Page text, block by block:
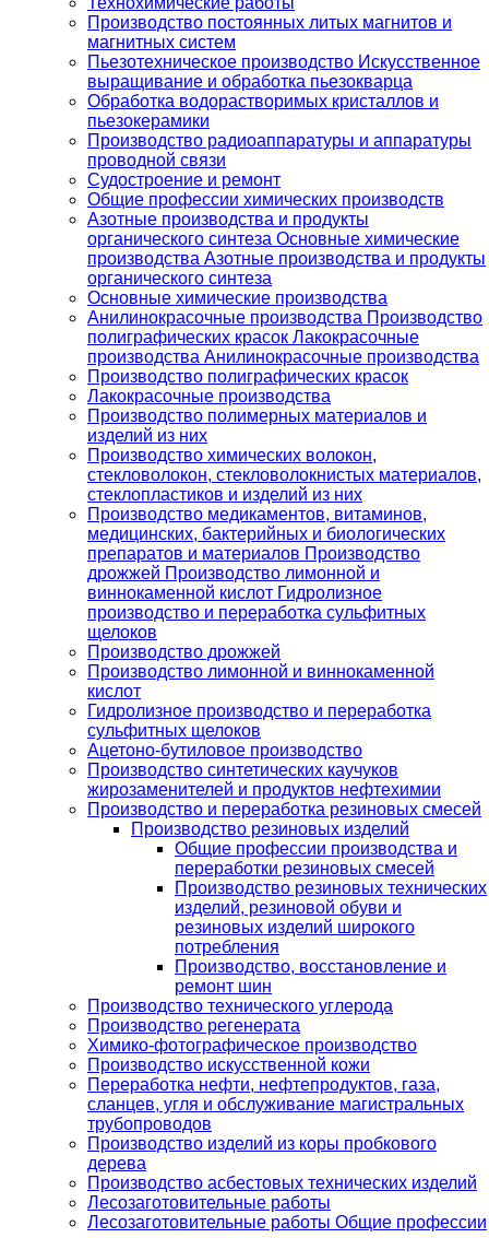
Производство постоянных литых магнитов и
магнитных систем
Пьезотехническое производство Искусственное
выращивание и обработка пьезокварца
Обработка водорастворимых кристаллов и
пьезокерамики
Производство радиоаппаратуры и аппаратуры
проводной связи
Судостроение и ремонт
Общие профессии химических производств
Азотные производства и продукты
органического синтеза Основные химические
производства Азотные производства и продукты
органического синтеза
Основные химические производства
Анилинокрасочные производства Производство
полиграфических красок Лакокрасочные
производства Анилинокрасочные производства
Производство полиграфических красок
Лакокрасочные производства
Производство полимерных материалов и
изделий из них
Производство химических волокон,
стекловолокон, стекловолокнистых материалов,
стеклопластиков и изделий из них
Производство медикаментов, витаминов,
медицинских, бактерийных и биологических
препаратов и материалов Производство
дрожжей Производство лимонной и
виннокаменной кислот Гидролизное
производство и переработка сульфитных
щелоков
Производство дрожжей
Производство лимонной и виннокаменной
кислот
Гидролизное производство и переработка
сульфитных щелоков
Ацетоно-бутиловое производство
Производство синтетических каучуков
жирозаменителей и продуктов нефтехимии
Производство и переработка резиновых смесей
Производство резиновых изделий
Общие профессии производства и
переработки резиновых смесей
Производство резиновых технических
изделий, резиновой обуви и
резиновых изделий широкого
потребления
Производство, восстановление и
ремонт шин
Производство технического углерода
Производство регенерата
Химико-фотографическое производство
Производство искусственной кожи
Переработка нефти, нефтепродуктов, газа,
сланцев, угля и обслуживание магистральных
трубопроводов
Производство изделий из коры пробкового
дерева
Производство асбестовых технических изделий
Лесозаготовительные работы
Лесозаготовительные работы Общие профессии